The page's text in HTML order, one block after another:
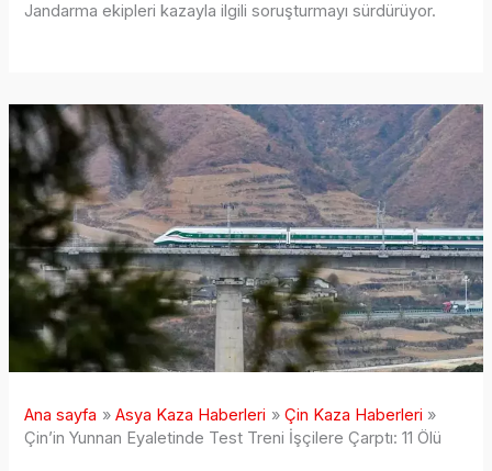
Jandarma ekipleri kazayla ilgili soruşturmayı sürdürüyor.
Ana sayfa Asya Kaza Haberleri
Çin Kaza Haberleri
Çin’in Yunnan Eyaletinde Test Treni İşçilere Çarptı: 11 Ölü